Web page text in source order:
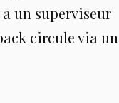
un superviseur
circule via un